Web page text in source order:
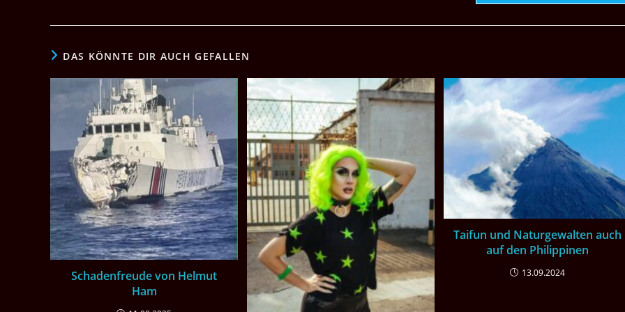
DAS KÖNNTE DIR AUCH GEFALLEN
Schadenfreude von Helmut
Ham
Taifun und Naturgewalten auch
auf den Philippinen
13.09.2024